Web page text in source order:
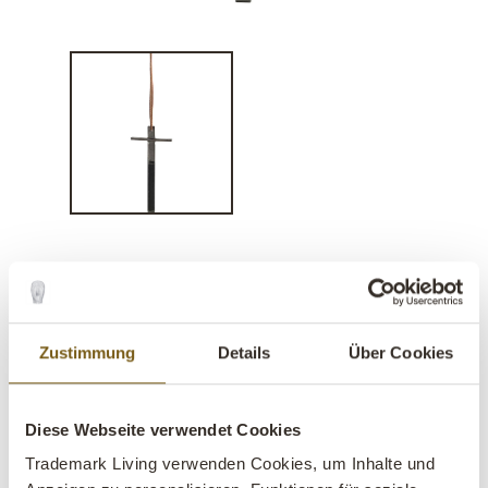
Zustimmung Details Über Cookies
Diese Webseite verwendet Cookies
Trademark Living verwenden Cookies, um Inhalte und
Kreuz mit Lederband - Eisen
Artikel
Nr.:
M16692